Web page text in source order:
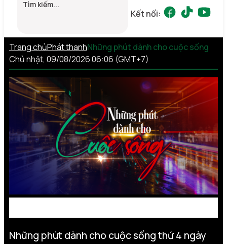
Kết nối:
Trang chủPhát thanhNhững phút dành cho cuộc sống
Chủ nhật, 09/08/2026 06:06 (GMT+7)
Những phút dành cho cuộc sống thứ 4 ngày